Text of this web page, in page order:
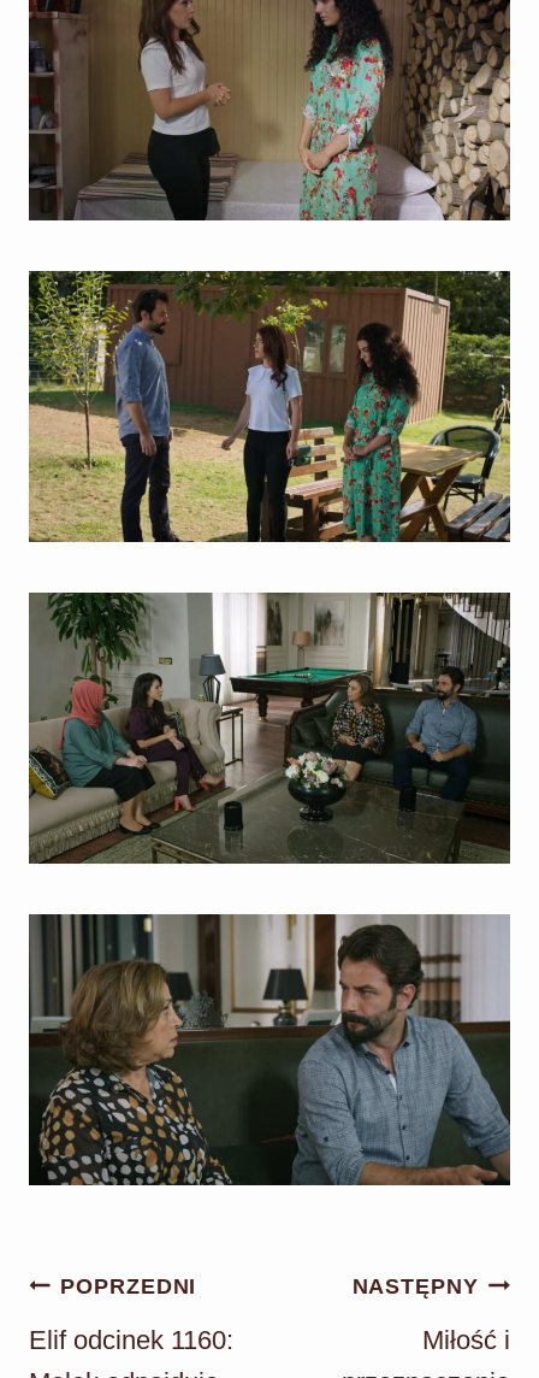
Nawigacja
wpisu
POPRZEDNI
Elif odcinek 1160:
NASTĘPNY
Miłość i